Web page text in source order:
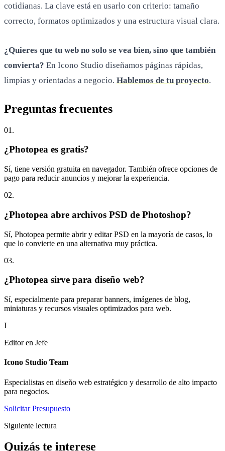
cotidianas. La clave está en usarlo con criterio: tamaño
correcto, formatos optimizados y una estructura visual clara.
¿Quieres que tu web no solo se vea bien, sino que también
convierta? En Icono Studio diseñamos páginas rápidas,
limpias y orientadas a negocio. Hablemos de tu proyecto.
Preguntas frecuentes
01 .
¿Photopea es gratis?
Sí, tiene versión gratuita en navegador. También ofrece opciones de
pago para reducir anuncios y mejorar la experiencia.
02.
¿Photopea abre archivos PSD de Photoshop?
Sí, Photopea permite abrir y editar PSD en la mayoría de casos, lo
que lo convierte en una alternativa muy práctica.
03.
¿Photopea sirve para diseño web?
Sí, especialmente para preparar banners, imágenes de blog,
miniaturas y recursos visuales optimizados para web.
I
Editor en Jefe
Icono Studio Team
Especialistas en diseño web estratégico y desarrollo de alto impacto
para negocios.
Solicitar Presupuesto
Siguiente lectura
Quizás te interese